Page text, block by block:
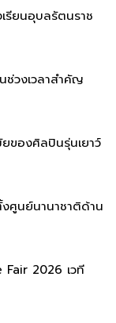
รียนอุบลรัตนราช
ช่วงเวลาสำคัญ
ของศิลปินรุ่นเยาว์
ศูนย์นานาชาติด้าน
Fair 2026 เวที